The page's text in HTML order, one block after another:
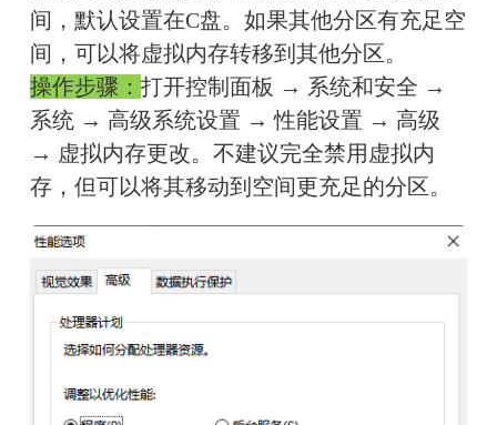
间，默认设置在C盘。如果其他分区有充足空
间，可以将虚拟内存转移到其他分区。
操作步骤： 打开控制面板 → 系统和安全 →
系统 → 高级系统设置 → 性能设置 → 高级
→ 虚拟内存更改。不建议完全禁用虚拟内
存，但可以将其移动到空间更充足的分区。